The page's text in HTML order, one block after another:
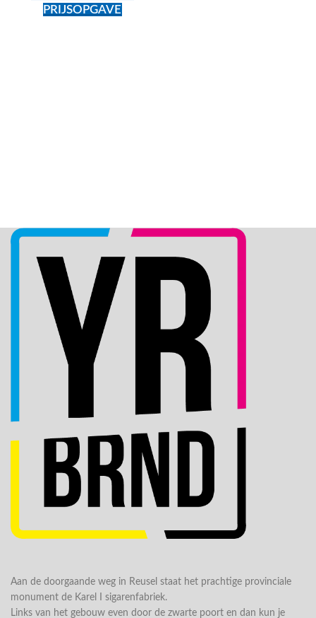
PRIJSOPGAVE
Aan de doorgaande weg in Reusel staat het prachtige provinciale
monument de Karel I sigarenfabriek.
Links van het gebouw even door de zwarte poort en dan kun je